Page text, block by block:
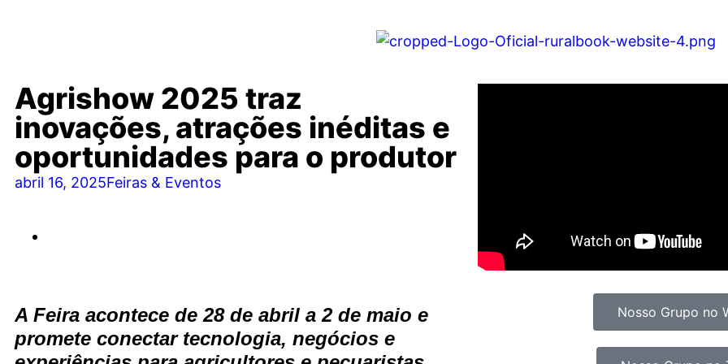
Agrishow 2025 traz
inovações, atrações inéditas e
oportunidades para o produtor
abril 16, 2025Feiras & Eventos
A Feira acontece de 28 de abril a 2 de maio e
promete conectar tecnologia, negócios e
Nosso Grupo no